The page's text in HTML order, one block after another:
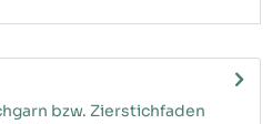
bzw. Zierstichfaden